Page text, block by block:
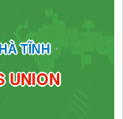
TĨNH
UNION